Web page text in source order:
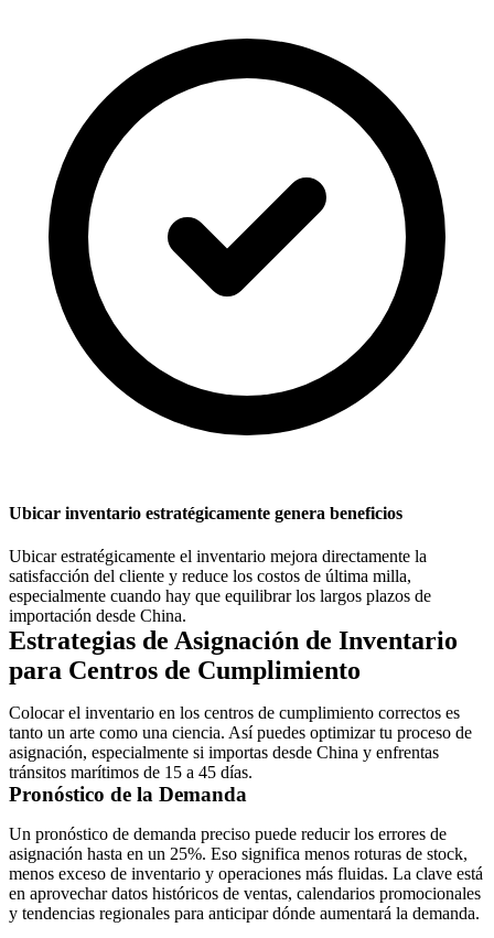
Ubicar inventario estratégicamente genera beneficios
Ubicar estratégicamente el inventario mejora directamente la
satisfacción del cliente y reduce los costos de última milla,
especialmente cuando hay que equilibrar los largos plazos de
importación desde China.
Estrategias de Asignación de Inventario
para Centros de Cumplimiento
Colocar el inventario en los centros de cumplimiento correctos es
tanto un arte como una ciencia. Así puedes optimizar tu proceso de
asignación, especialmente si importas desde China y enfrentas
tránsitos marítimos de 15 a 45 días.
Pronóstico de la Demanda
Un pronóstico de demanda preciso puede reducir los errores de
asignación hasta en un 25%. Eso significa menos roturas de stock,
menos exceso de inventario y operaciones más fluidas. La clave está
en aprovechar datos históricos de ventas, calendarios promocionales
y tendencias regionales para anticipar dónde aumentará la demanda.